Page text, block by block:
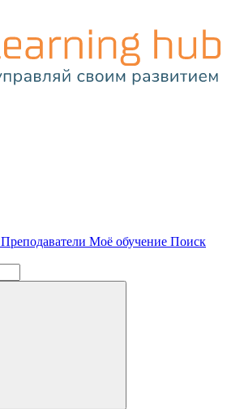
Преподаватели Моё обучение Поиск